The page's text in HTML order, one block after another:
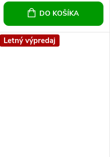
DO KOŠÍKA
Letný výpredaj